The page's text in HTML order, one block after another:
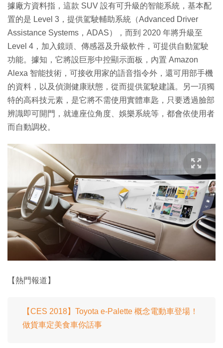
據廠方資料指，這款 SUV 設有可升級的智能系統，基本配
置的是 Level 3，提供駕駛輔助系統（Advanced Driver
Assistance Systems，ADAS），而到 2020 年將升級至
Level 4，加入鏡頭、傳感器及升級軟件，可提供自動駕駛
功能。據知，它將設巨形中控顯示面板，內置 Amazon
Alexa 智能技術，可接收用家的語音指令外，還可用部手機
的資料，以及偵測健康狀態，從而提供駕駛建議。另一項獨
特的高科技元素，是它將不需使用實體車匙，只要透過臉部
辨識即可開門，就連座位角度、娛樂系統等，都會依使用者
而自動調校。
【熱門報道】
【CES 2018】Toyota e-Palette 概念電動車登場！
做貨車定美食車你話事